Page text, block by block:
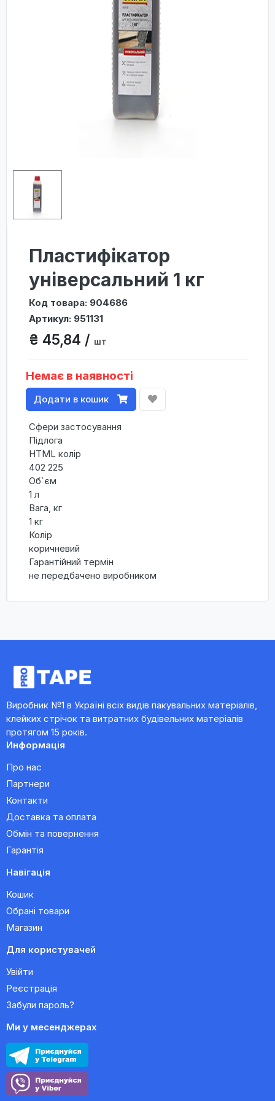
Пластифікатор
універсальний 1 кг
Код товара: 904686
Артикул: 951131
₴ 45,84 / шт
Немає в наявності
Додати в кошик
Сфери застосування
Підлога
HTML колір
402 225
Об`єм
1 л
Вага, кг
1 кг
Колір
коричневий
Гарантійний термін
не передбачено виробником
Виробник №1 в Україні всіх видів пакувальних матеріалів,
клейких стрічок та витратних будівельних матеріалів
протягом 15 років.
Информація
Про нас
Партнери
Контакти
Доставка та оплата
Обмін та повернення
Гарантія
Навігація
Кошик
Обрані товари
Магазин
Для користувачей
Увійти
Реєстрація
Забули пароль?
Ми у месенджерах